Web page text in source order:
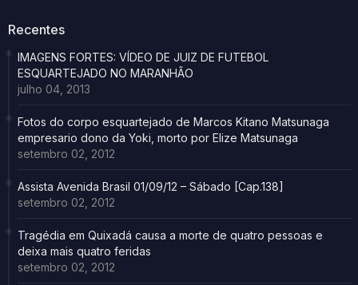
Recentes
IMAGENS FORTES: VÍDEO DE JUIZ DE FUTEBOL
ESQUARTEJADO NO MARANHÃO
julho 04, 2013
Fotos do corpo esquartejado de Marcos Kitano Matsunaga
empresario dono da Yoki, morto por Elize Matsunaga
setembro 02, 2012
Assista Avenida Brasil 01/09/12 – Sábado [Cap.138]
setembro 02, 2012
Tragédia em Quixadá causa a morte de quatro pessoas e
deixa mais quatro feridas
setembro 02, 2012